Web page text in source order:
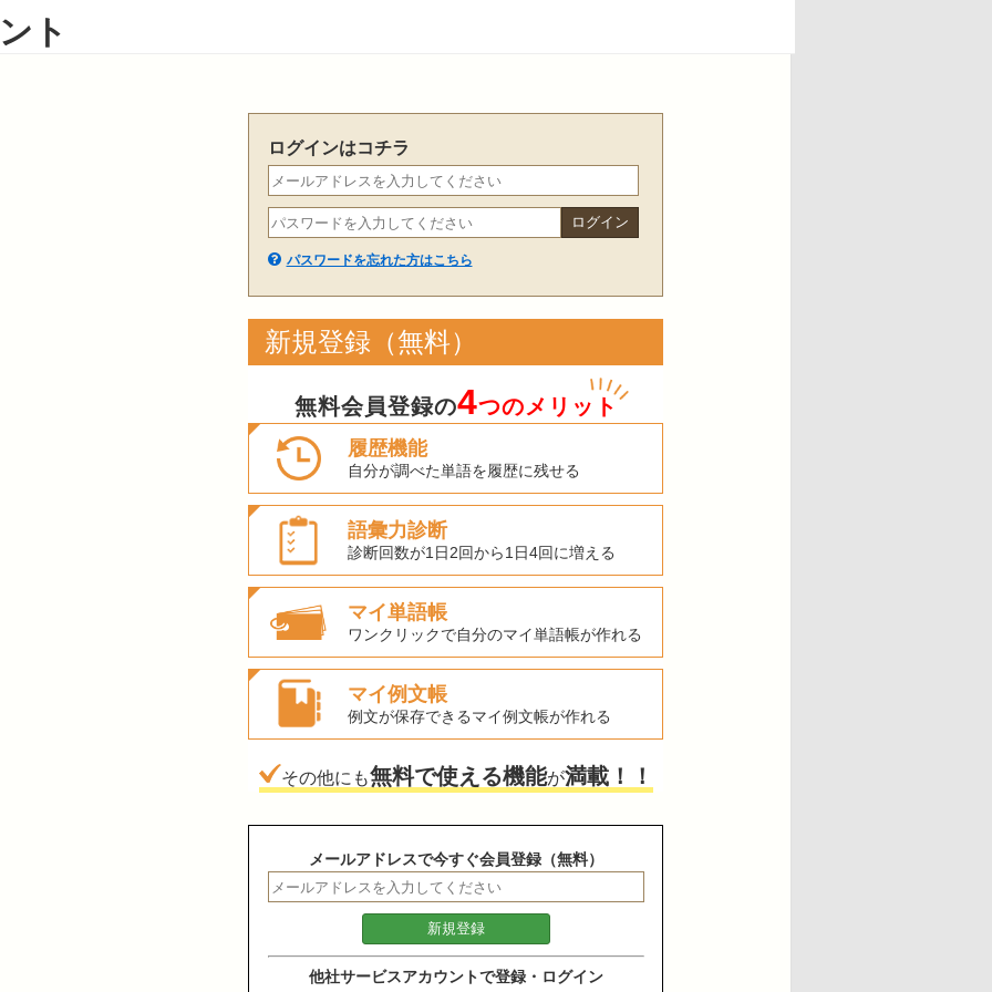
ト
ログインはコチラ
パスワードを忘れた方はこちら
新規登録（無料）
無料会員登録の4つのメリット
履歴機能
自分が調べた単語を履歴に残せる
語彙力診断
診断回数が1日2回から1日4回に増える
マイ単語帳
ワンクリックで自分のマイ単語帳が作れる
マイ例文帳
例文が保存できるマイ例文帳が作れる
その他にも無料で使える機能が満載！！
メールアドレスで今すぐ会員登録（無料）
他社サービスアカウントで登録・ログイン